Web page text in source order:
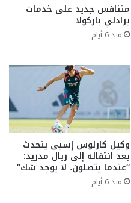
متنافس جديد على خدمات
برادلي باركولا
منذ 6 أيام
وكيل كارلوس إسبى يتحدث
بعد انتقاله إلى ريال مدريد:
“عندما يتصلون، لا يوجد شك”
منذ 6 أيام